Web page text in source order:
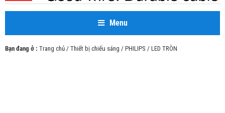
Menu
Bạn đang ở : Trang chủ / Thiết bị chiếu sáng / PHILIPS / LED TRÒN